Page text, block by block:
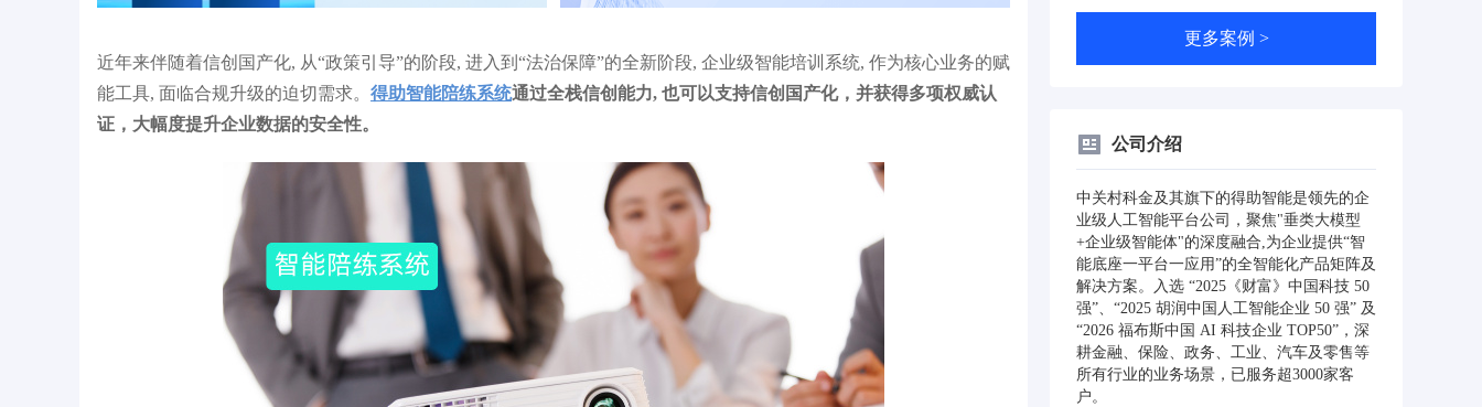
近年来伴随着信创国产化, 从“政策引导”的阶段, 进入到“法治保障”的全新阶段, 企业级智能培训系统, 作为核心业务的赋
能工具, 面临合规升级的迫切需求。 得助智能陪练系统通过全栈信创能力, 也可以支持信创国产化，并获得多项权威认
证，大幅度提升企业数据的安全性。
更多案例 >
公司介绍
中关村科金及其旗下的得助智能是领先的企
业级人工智能平台公司，聚焦"垂类大模型
+企业级智能体"的深度融合,为企业提供“智
能底座一平台一应用”的全智能化产品矩阵及
解决方案。入选 “2025《财富》中国科技 50
强”、“2025 胡润中国人工智能企业 50 强” 及
“2026 福布斯中国 AI 科技企业 TOP50”，深
耕金融、保险、政务、工业、汽车及零售等
所有行业的业务场景，已服务超3000家客
户。